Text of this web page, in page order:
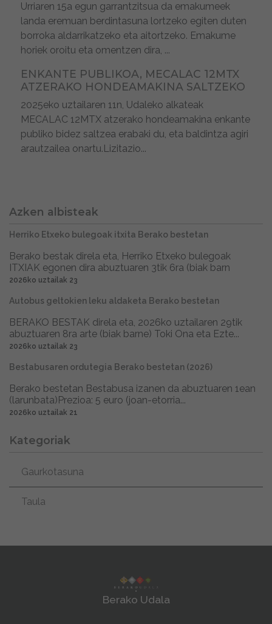
Urriaren 15a egun garrantzitsua da emakumeek
landa eremuan berdintasuna lortzeko egiten duten
borroka aldarrikatzeko eta aitortzeko. Emakume
horiek oroitu eta omentzen dira, ...
ENKANTE PUBLIKOA, MECALAC 12MTX
ATZERAKO HONDEAMAKINA SALTZEKO
2025eko uztailaren 11n, Udaleko alkateak
MECALAC 12MTX atzerako hondeamakina enkante
publiko bidez saltzea erabaki du, eta baldintza agiri
arautzailea onartu.Lizitazio...
Azken albisteak
Herriko Etxeko bulegoak itxita Berako bestetan
Berako bestak direla eta, Herriko Etxeko bulegoak
ITXIAK egonen dira abuztuaren 3tik 6ra (biak barn
2026ko uztailak 23
Autobus geltokien leku aldaketa Berako bestetan
BERAKO BESTAK direla eta, 2026ko uztailaren 29tik
abuztuaren 8ra arte (biak barne) Toki Ona eta Ezte...
2026ko uztailak 23
Bestabusaren ordutegia Berako bestetan (2026)
Berako bestetan Bestabusa izanen da abuztuaren 1ean
(larunbata)Prezioa: 5 euro (joan-etorria...
2026ko uztailak 21
Kategoriak
Gaurkotasuna
Taula
Berako Udala